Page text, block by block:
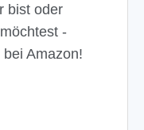
bist oder
-
Amazon!